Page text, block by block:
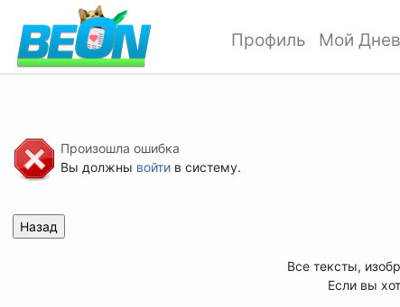
Профиль Мой
Произошла ошибка
Вы должны войтив систему.
Все тексты,
Если вы